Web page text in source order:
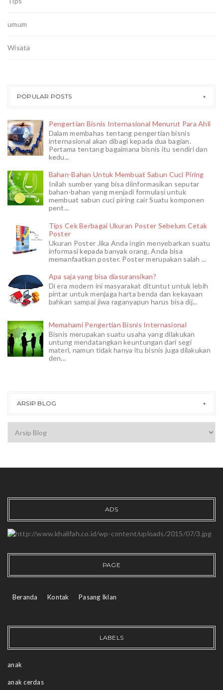
umum
Wisata
POPULAR POSTS
Pengertian Bisnis Internasional Menurut Para Ahli
Dalam membahas tentang pengertian bisnis
internasional akan dibagi kepada dua bagian.
Pertama tentang bagaimana bisnis itu sendiri dan
kedu...
Bahan-Bahan Untuk Membuat Sabun Cuci Piring
Inilah sumber yang bisa diinformasikan seputar
bahan-bahan yang menjadi formulasi untuk
membuat sabun cuci piring cair Suatu komponen
pent...
Tips Cek Berbagai Ukuran Poster Sebelum Cetak
Poster
Ukuran Poster Jika Anda ingin menyebarkan suatu
informasi kepada banyak orang, Anda bisa
memanfaatkan poster. Poster merupakan salah ...
Apa saja yang bisa diasuransikan?
Di era modern ini masyarakat dituntut untuk lebih
pintar untuk menjaga harta benda dan kekayaan
bahkan sampai jiwa raganyapun harus bisa dij...
Memahami Pengertian Bisnis Internasional
Bisnis merupakan suatu usaha yang dilakukan
untung mendatangkan keuntungan dari segi
materi, namun tidak hanya itu bisnis juga dilakukan
den...
ARSIP BLOG
ADS
PAGE
Beranda Kontak Pasang Iklan
LABELS
anak
anak cerdas